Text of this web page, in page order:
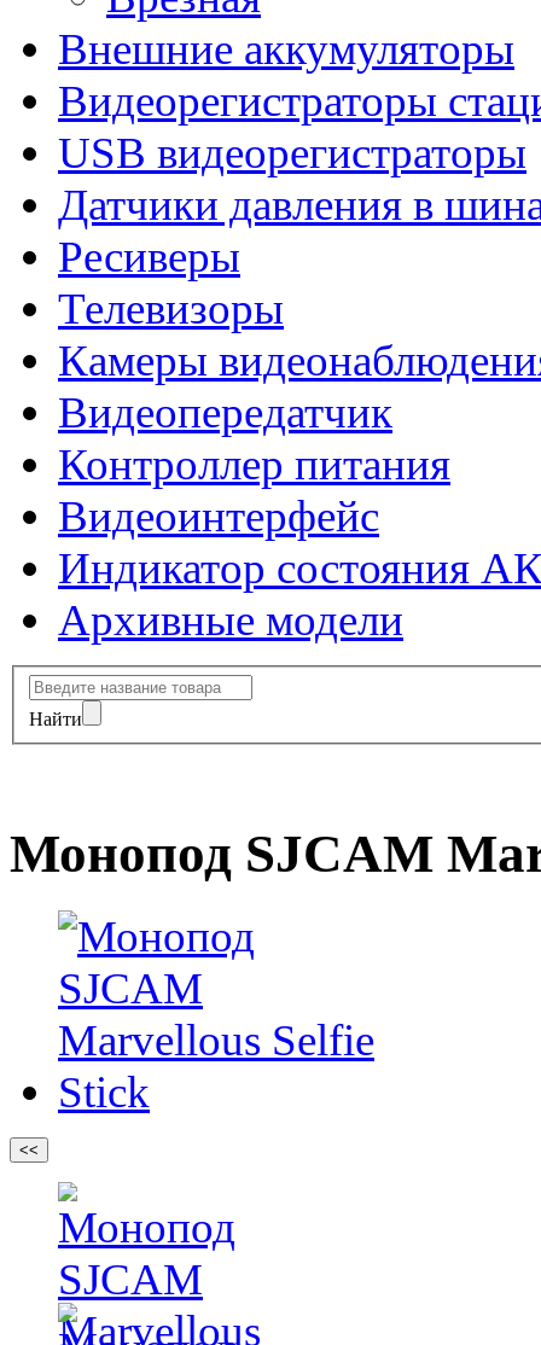
Внешние аккумуляторы
Видеорегистраторы
USB видеорегистраторы
Датчики давления в
Ресиверы
Телевизоры
Камеры
Видеопередатчик
Контроллер питания
Видеоинтерфейс
Индикатор состояния
Архивные модели
Найти
Монопод SJCAM
<<